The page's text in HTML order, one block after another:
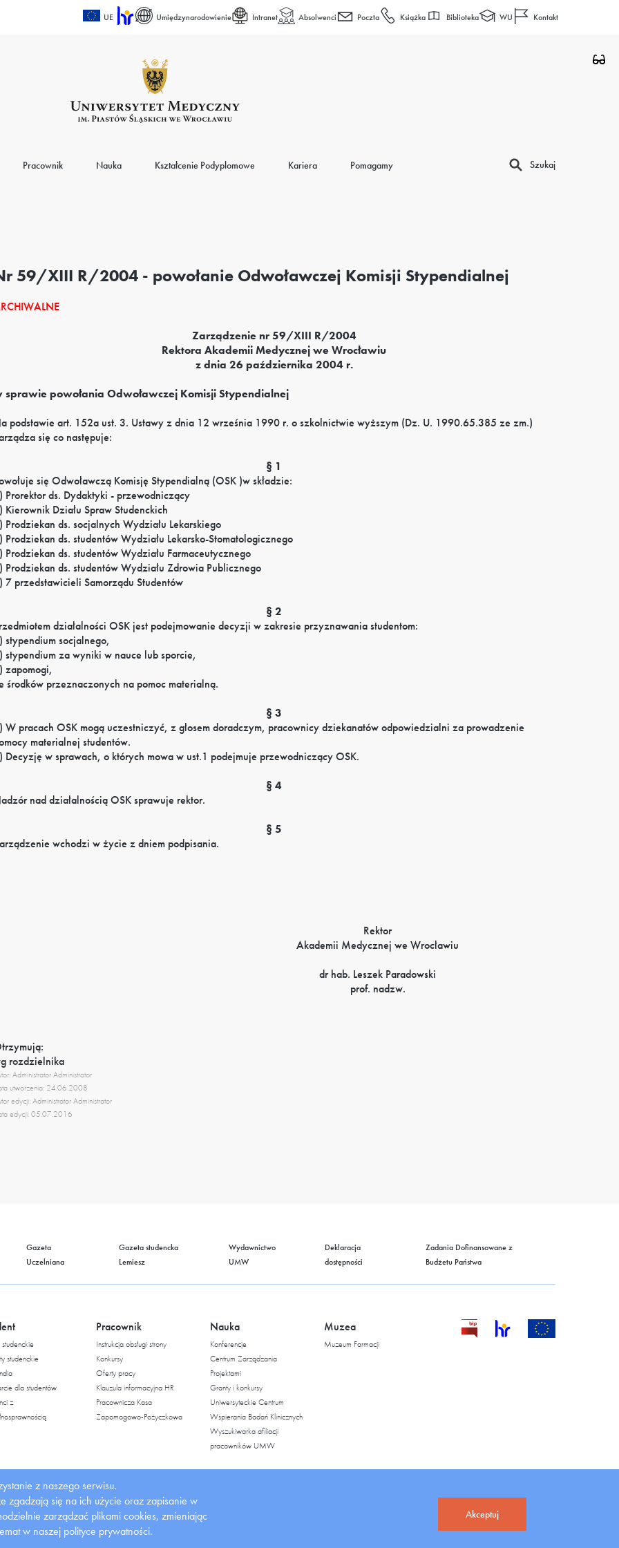
UE Umiędzynarodowienie Intranet Absolwenci Poczta Książka Biblioteka WU Kontakt
Pracownik Nauka Kształcenie Podyplomowe Kariera Pomagamy Szukaj
59/XIII R/2004 - powołanie Odwoławczej Komisji Stypendialnej
Zarządzenie nr 59/XIII R/2004
Rektora Akademii Medycznej we Wrocławiu
z dnia 26 października 2004 r.
sprawie powołania Odwoławczej Komisji Stypendialnej
podstawie art. 152a ust. 3. Ustawy z dnia 12 września 1990 r. o szkolnictwie wyższym (Dz. U. 1990.65.385 ze zm.)
się co następuje:
§ 1
się Odwoławczą Komisję Stypendialną (OSK )w składzie:
Prorektor ds. Dydaktyki - przewodniczący
Kierownik Działu Spraw Studenckich
Prodziekan ds. socjalnych Wydziału Lekarskiego
Prodziekan ds. studentów Wydziału Lekarsko-Stomatologicznego
Prodziekan ds. studentów Wydziału Farmaceutycznego
Prodziekan ds. studentów Wydziału Zdrowia Publicznego
7 przedstawicieli Samorządu Studentów
§ 2
działalności OSK jest podejmowanie decyzji w zakresie przyznawania studentom:
stypendium socjalnego,
stypendium za wyniki w nauce lub sporcie,
zapomogi,
środków przeznaczonych na pomoc materialną.
§ 3
W pracach OSK mogą uczestniczyć, z głosem doradczym, pracownicy dziekanatów odpowiedzialni za prowadzenie
materialnej studentów.
Decyzję w sprawach, o których mowa w ust.1 podejmuje przewodniczący OSK.
§ 4
nad działalnością OSK sprawuje rektor.
§ 5
wchodzi w życie z dniem podpisania.
Rektor
Akademii Medycznej we Wrocławiu
dr hab. Leszek Paradowski
prof. nadzw.
rozdzielnika
Administrator Administrator
utworzenia: 24.06.2008
edycji: Administrator Administrator
edycji: 05.07.2016
Gazeta
Uczelniana
Gazeta studencka
Lemiesz
Wydawnictwo
UMW
Deklaracja
dostępności
Zadania Dofinansowane z
Budżetu Państwa
studenckie
dla studentów
z
Pracownik
Instrukcja obsługi strony
Konkursy
Oferty pracy
Klauzula informacyjna HR
Pracownicza Kasa
Zapomogowo-Pożyczkowa
Nauka
Konferencje
Centrum Zarządzania
Projektami
Granty i konkursy
Uniwersyteckie Centrum
Wspierania Badań Klinicznych
Wyszukiwarka afiliacji
pracowników UMW
Muzea
Muzeum Farmacji
z naszego serwisu.
zgadzają się na ich użycie oraz zapisanie w
zarządzać plikami cookies, zmieniając
w naszej polityce prywatności.
Akceptuj